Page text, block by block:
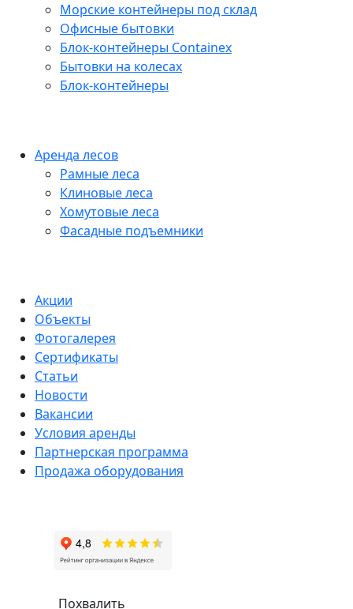
Морские контейнеры под склад
Офисные бытовки
Блок-контейнеры Containex
Бытовки на колесах
Блок-контейнеры
Аренда лесов
Рамные леса
Клиновые леса
Хомутовые леса
Фасадные подъемники
Акции
Объекты
Фотогалерея
Сертификаты
Статьи
Новости
Вакансии
Условия аренды
Партнерская программа
Продажа оборудования
Похвалить